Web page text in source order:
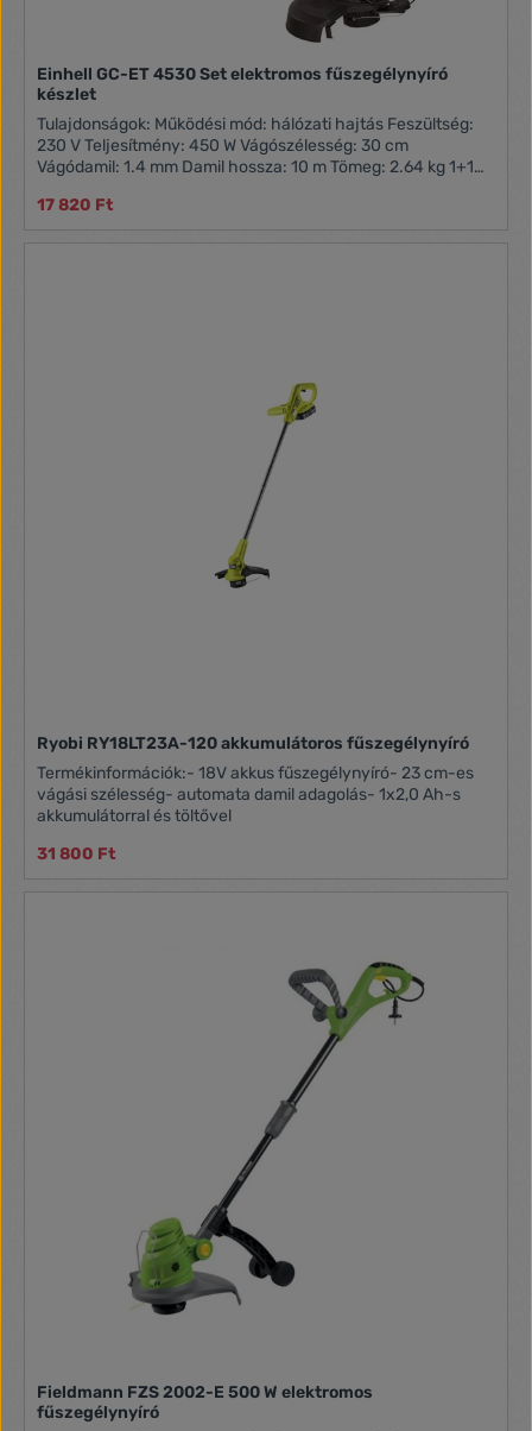
Fordulat (damil/vágókés): 7000/7200 /perc Tömeg: 8.5 kg
1+1 év garancia az összes EINHELL Classic, Home, Expert
termékre, online regisztráció esetén!
Einhell GC-ET 4530 Set elektromos fűszegélynyíró
készlet
Tulajdonságok: Működési mód: hálózati hajtás Feszültség:
230 V Teljesítmény: 450 W Vágószélesség: 30 cm
Vágódamil: 1.4 mm Damil hossza: 10 m Tömeg: 2.64 kg 1+1
termékre, online regisztráció esetén!
17 820 Ft
Ryobi RY18LT23A-120 akkumulátoros fűszegélynyíró
Termékinformációk:- 18V akkus fűszegélynyíró- 23 cm-es
vágási szélesség- automata damil adagolás- 1x2,0 Ah-s
akkumulátorral és töltővel
31 800 Ft
Fieldmann FZS 2002-E 500 W elektromos
fűszegélynyíró